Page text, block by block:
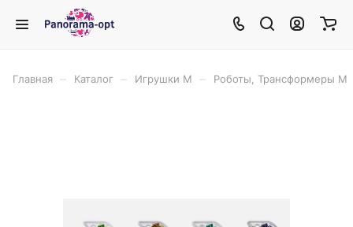
Главная Каталог Игрушки М Роботы, Трансформеры М